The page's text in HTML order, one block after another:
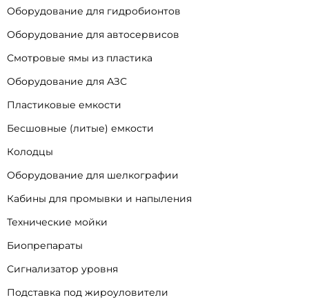
Оборудование для гидробионтов
Оборудование для автосервисов
Смотровые ямы из пластика
Оборудование для АЗС
Пластиковые емкости
Бесшовные (литые) емкости
Колодцы
Оборудование для шелкографии
Кабины для промывки и напыления
Технические мойки
Биопрепараты
Сигнализатор уровня
Подставка под жироуловители